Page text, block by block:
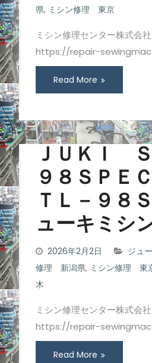
県, ミシン修理 東京
ミシン修理センター株式
https://repair-sewingmac
Read More
ＪＵＫＩ
９８ＳＰＥ
ＴＬ－９８
ューキミシ
2026年2月2日 ジュ
修理 新潟県, ミシン修理 東
木
ミシン修理センター株式
https://repair-sewingmac
Read More